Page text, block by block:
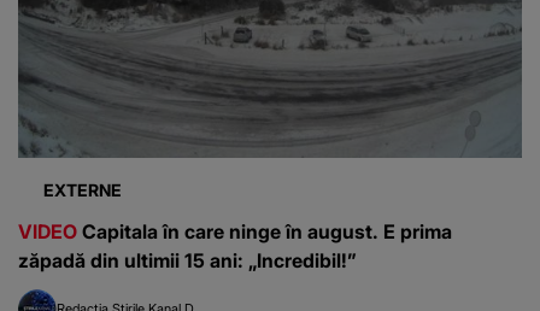
EXTERNE
VIDEO Capitala în care ninge în august. E prima
zăpadă din ultimii 15 ani: „Incredibil!”